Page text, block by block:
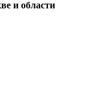
и области